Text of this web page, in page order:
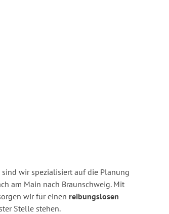
wir spezialisiert auf die Planung
am Main nach Braunschweig. Mit
wir für einen reibungslosen
Stelle stehen.